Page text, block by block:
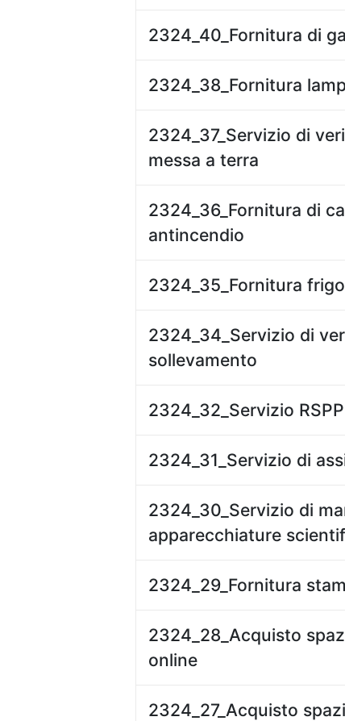
2324_40_Fornitura di
2324_38_Fornitura
2324_37_Servizio di
messa a terra
2324_36_Fornitura di
antincendio
2324_35_Fornitura
2324_34_Servizio di
sollevamento
2324_32_Servizio
2324_31_Servizio di
2324_30_Servizio di
apparecchiature
2324_29_Fornitura
2324_28_Acquisto
online
2324_27_Acquisto